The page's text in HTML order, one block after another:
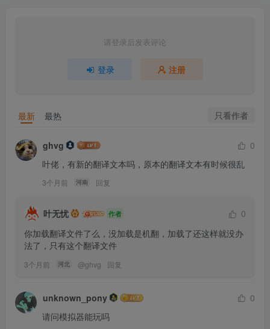
请登录后发表评论
登录 注册
最新 最热 只看作者
ghvg
0
叶佬，有新的翻译文本吗，原本的翻译文本有时候很乱
3个月前 河南 回复
叶无忧 作者
0
你加载翻译文件了么，没加载是机翻，加载了还这样就没办
法了，只有这个翻译文件
3个月前 河北 @ghvg 回复
unknown_pony
0
请问模拟器能玩吗